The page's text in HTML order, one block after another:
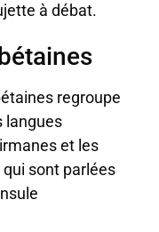
à débat.
regroupe
langues
et les
sont parlées